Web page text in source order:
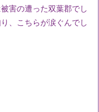
害の遭った双葉郡でし
、こちらが涙ぐんでし